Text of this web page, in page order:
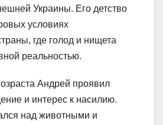
Украины. Его детство
условиях
где голод и нищета
реальностью.
Андрей проявил
и интерес к насилию.
над животными и